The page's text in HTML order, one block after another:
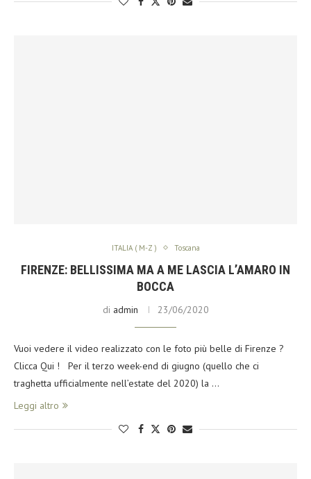
ITALIA ( M-Z ) Toscana
FIRENZE: BELLISSIMA MA A ME LASCIA L’AMARO IN
BOCCA
di admin 23/06/2020
Vuoi vedere il video realizzato con le foto più belle di Firenze ?
Clicca Qui ! Per il terzo week-end di giugno (quello che ci
traghetta ufficialmente nell’estate del 2020) la …
Leggi altro